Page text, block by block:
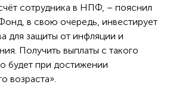
сотрудника в НПФ, – пояснил
в свою очередь, инвестирует
для защиты от инфляции и
Получить выплаты с такого
будет при достижении
возраста».